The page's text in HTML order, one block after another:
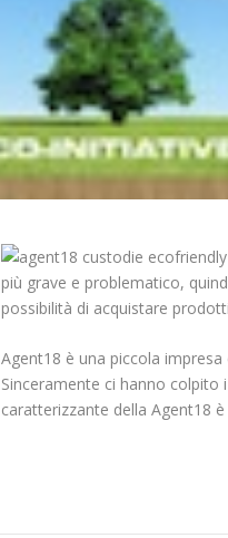
più grave e problematico,
possibilità di acquistare
Agent18 è una piccola
Sinceramente ci hanno
caratterizzante della Agent18